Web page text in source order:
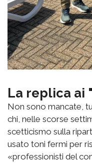
La replica ai
Non sono mancate,
chi, nelle scorse
scetticismo sulla
usato toni fermi per
«professionisti del